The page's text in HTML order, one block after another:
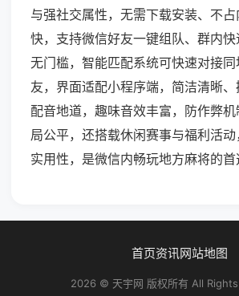
与强社交属性，无需下载安装、不
快，支持微信好友一键组队、群内
无门槛，智能匹配系统可快速对接
友，界面适配小程序端，简洁清晰
配音地道，趣味音效丰富，防作弊
局公平，还搭载休闲赛事与福利活
实用性，是微信内畅玩地方麻将的首
首页资讯网站地图
2026 © 天宇网 版权所有 All